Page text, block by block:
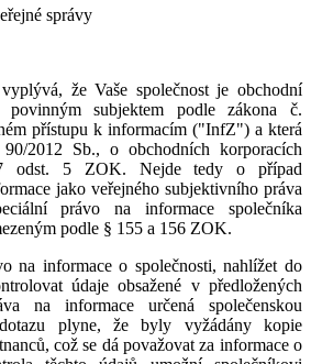
správy
že Vaše společnost je obchodní
povinným subjektem podle zákona č.
přístupu k informacím ("InfZ") a která
2012 Sb., o obchodních korporacích
odst. 5 ZOK. Nejde tedy o případ
jako veřejného subjektivního práva
právo na informace společníka
podle § 155 a 156 ZOK.
na informace o společnosti, nahlížet do
údaje obsažené v předložených
na informace určená společenskou
plyne, že byly vyžádány kopie
což se dá považovat za informace o